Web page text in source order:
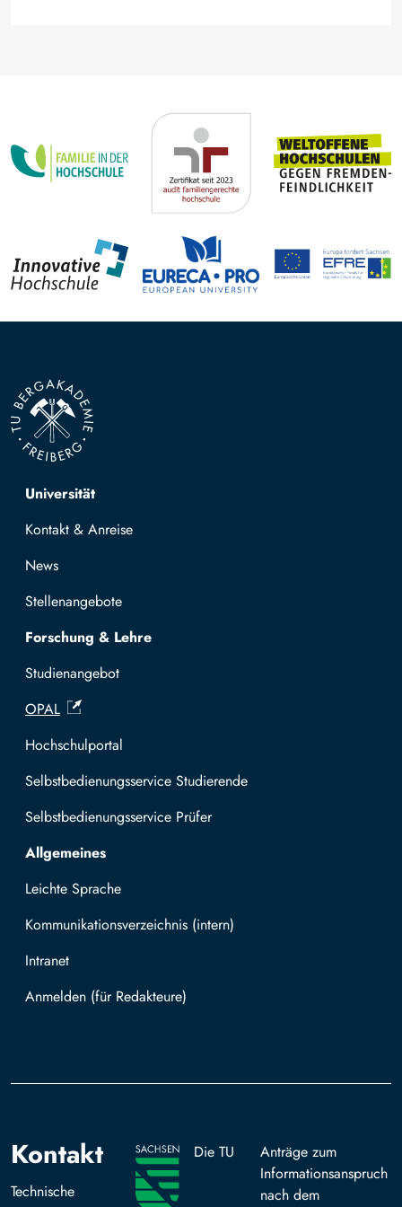
Top navigation
Universität
Kontakt & Anreise
News
Stellenangebote
Forschung & Lehre
Studienangebot
OPAL
Hochschulportal
Selbstbedienungsservice Studierende
Selbstbedienungsservice Prüfer
Allgemeines
Leichte Sprache
Kommunikationsverzeichnis (intern)
Intranet
Mit TUBAF Login anmelden
Kontakt
Technische
Die TU
Anträge zum
Informationsanspruch
nach dem